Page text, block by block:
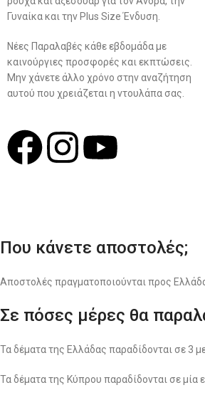
Γυναίκα και την Plus Size Ένδυση.
Νέες Παραλαβές κάθε εβδομάδα με
καινούργιες προσφορές και εκπτώσεις.
Μην χάνετε άλλο χρόνο στην αναζήτηση
αυτού που χρειάζεται η ντουλάπα σας.
Που κάνετε αποστολές;
Αποστολές πραγματοποιούνται προς
Σε πόσες μέρες θα
Τα δέματα της Ελλάδας παραδίδονται σε 3
Τα δέματα της Κύπρου παραδίδονται σε μία